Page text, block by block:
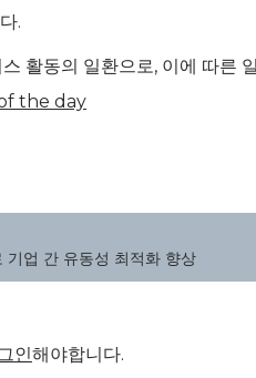
.
활동의 일환으로, 이에 따른
the day
업 간 유동성 최적화 향상
인해야합니다.